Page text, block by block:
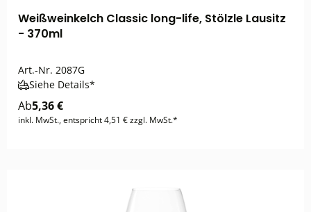
Weißweinkelch Classic long-life, Stölzle Lausitz
- 370ml
Art.-Nr. 2087G
Siehe Details*
Ab5,36 €
inkl. MwSt., entspricht 4,51 € zzgl. MwSt.*